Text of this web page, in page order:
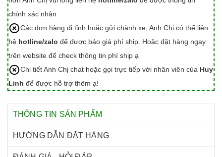
chính xác nhận
Các đơn hàng đi tỉnh hoặc gửi chành xe, Anh Chị có thể liên
hệ hotline/zalo để được báo giá phí ship. Hoặc đặt hàng ngay
trên website để check thông tin phí ship ạ
Chi tiết Anh Chị chat hoặc gọi trực tiếp với nhân viên của Huy
Linh để được hỗ trợ thêm ạ!
THÔNG TIN SẢN PHẨM
HƯỚNG DẪN ĐẶT HÀNG